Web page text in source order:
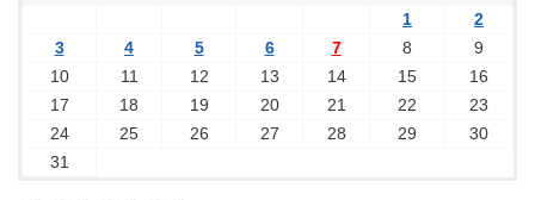
1
2
3
4 5 6 7 8
9
10
11 12 13 14 15
16
17
18 19 20 21 22
23
24
25 26 27 28 29
30
31